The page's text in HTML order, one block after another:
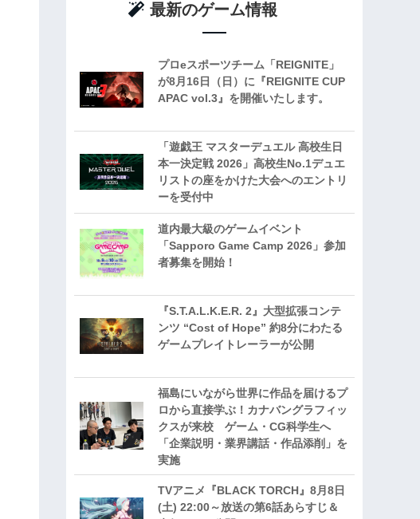
最新のゲーム情報
プロeスポーツチーム「REIGNITE」
が8月16日（日）に『REIGNITE CUP
APAC vol.3』を開催いたします。
「遊戯王 マスターデュエル 高校生日
本一決定戦 2026」高校生No.1デュエ
リストの座をかけた大会へのエントリ
ーを受付中
道内最大級のゲームイベント
「Sapporo Game Camp 2026」参加
者募集を開始！
『S.T.A.L.K.E.R. 2』大型拡張コンテ
ンツ “Cost of Hope” 約8分にわたる
ゲームプレイトレーラーが公開
福島にいながら世界に作品を届けるプ
ロから直接学ぶ！カナバングラフィッ
クスが来校 ゲーム・CG科学生へ
「企業説明・業界講話・作品添削」を
実施
TVアニメ『BLACK TORCH』8月8日
(土) 22:00～放送の第6話あらすじ＆